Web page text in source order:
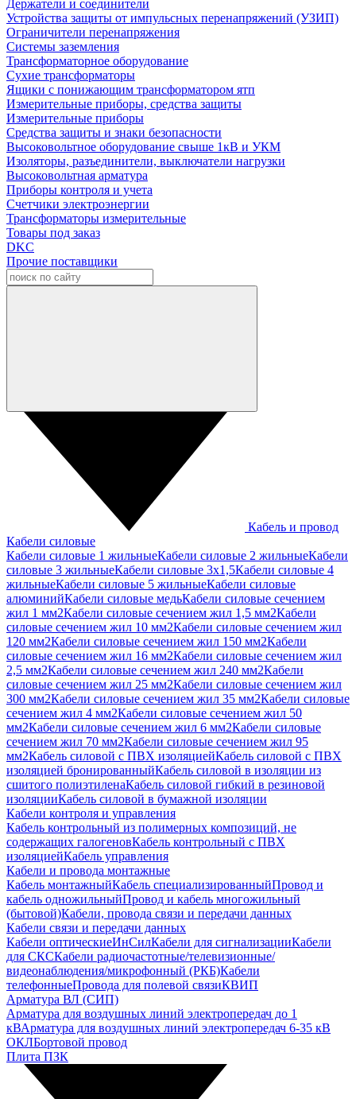
Держатели и соединители
Устройства защиты от импульсных перенапряжений (УЗИП)
Ограничители перенапряжения
Системы заземления
Трансформаторное оборудование
Сухие трансформаторы
Ящики с понижающим трансформатором ятп
Измерительные приборы, средства защиты
Измерительные приборы
Средства защиты и знаки безопасности
Высоковольтное оборудование свыше 1кВ и УКМ
Изоляторы, разъединители, выключатели нагрузки
Высоковольтная арматура
Приборы контроля и учета
Счетчики электроэнергии
Трансформаторы измерительные
Товары под заказ
DKC
Прочие поставщики
Кабель и провод
Кабели силовые
Кабели силовые 1 жильныеКабели силовые 2 жильныеКабели
силовые 3 жильныеКабели силовые 3х1,5Кабели силовые 4
жильныеКабели силовые 5 жильныеКабели силовые
алюминийКабели силовые медьКабели силовые сечением
жил 1 мм2Кабели силовые сечением жил 1,5 мм2Кабели
силовые сечением жил 10 мм2Кабели силовые сечением жил
120 мм2Кабели силовые сечением жил 150 мм2Кабели
силовые сечением жил 16 мм2Кабели силовые сечением жил
2,5 мм2Кабели силовые сечением жил 240 мм2Кабели
силовые сечением жил 25 мм2Кабели силовые сечением жил
300 мм2Кабели силовые сечением жил 35 мм2Кабели силовые
сечением жил 4 мм2Кабели силовые сечением жил 50
мм2Кабели силовые сечением жил 6 мм2Кабели силовые
сечением жил 70 мм2Кабели силовые сечением жил 95
мм2Кабель силовой с ПВХ изоляциейКабель силовой с ПВХ
изоляцией бронированныйКабель силовой в изоляции из
сшитого полиэтиленаКабель силовой гибкий в резиновой
изоляцииКабель силовой в бумажной изоляции
Кабели контроля и управления
Кабель контрольный из полимерных композиций, не
содержащих галогеновКабель контрольный с ПВХ
изоляциейКабель управления
Кабели и провода монтажные
Кабель монтажныйКабель специализированныйПровод и
кабель одножильныйПровод и кабель многожильный
(бытовой)Кабели, провода связи и передачи данных
Кабели связи и передачи данных
Кабели оптическиеИнСилКабели для сигнализацииКабели
для СКСКабели радиочастотные/телевизионные/
видеонаблюдения/микрофонный (РКБ)Кабели
телефонныеПровода для полевой связиКВИП
Арматура ВЛ (СИП)
Арматура для воздушных линий электропередач до 1
кВАрматура для воздушных линий электропередач 6-35 кВ
ОКЛБортовой провод
Плита ПЗК